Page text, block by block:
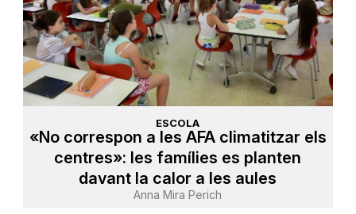
ESCOLA
«No correspon a les AFA climatitzar els
centres»: les famílies es planten
davant la calor a les aules
Anna Mira Perich